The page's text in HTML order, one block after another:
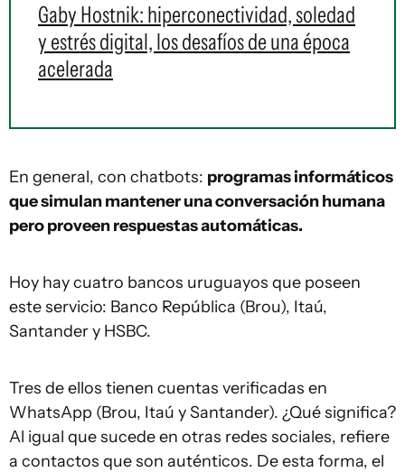
Gaby Hostnik: hiperconectividad, soledad
y estrés digital, los desafíos de una época
acelerada
En general, con chatbots: programas informáticos
que simulan mantener una conversación humana
pero proveen respuestas automáticas.
Hoy hay cuatro bancos uruguayos que poseen
este servicio: Banco República (Brou), Itaú,
Santander y HSBC.
Tres de ellos tienen cuentas verificadas en
WhatsApp (Brou, Itaú y Santander). ¿Qué significa?
Al igual que sucede en otras redes sociales, refiere
a contactos que son auténticos. De esta forma, el